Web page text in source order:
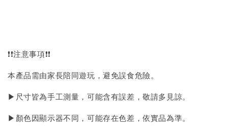
❗❗注意事項❗❗
本產品需由家長陪同遊玩，避免誤食危險。
▶尺寸皆為手工測量，可能含有誤差，敬請多見諒。
▶顏色因顯示器不同，可能存在色差，依實品為準。